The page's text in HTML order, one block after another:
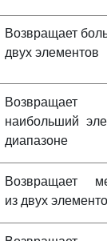
Возвращает
двух элементов
Возвращает
наибольший
диапазоне
Возвращает
из двух